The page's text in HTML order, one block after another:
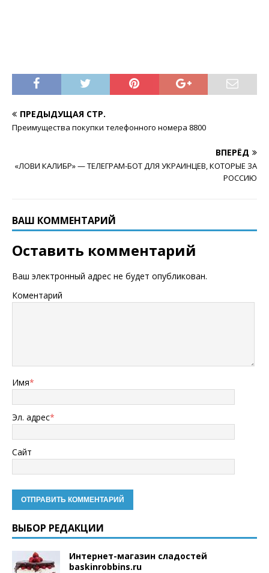
ПРЕДЫДУЩАЯ СТР.
Преимущества покупки телефонного номера 8800
ВПЕРЁД
«ЛОВИ КАЛИБР» — ТЕЛЕГРАМ-БОТ ДЛЯ УКРАИНЦЕВ, КОТОРЫЕ ЗА
РОССИЮ
ВАШ КОММЕНТАРИЙ
Оставить комментарий
Ваш электронный адрес не будет опубликован.
Коментарий
Имя*
Эл. адрес*
Сайт
ВЫБОР РЕДАКЦИИ
Интернет-магазин сладостей
baskinrobbins.ru